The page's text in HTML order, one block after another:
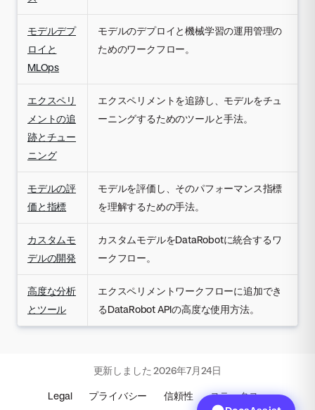
モデルデプ
ロイと
MLOps
モデルのデプロイと機械学習の運用管理の
ためのワークフロー。
エクスペリ
メントの追
跡とチュー
ニング
エクスペリメントを追跡し、モデルをチュ
ーニングするためのツールと手法。
モデルの評
価と指標
モデルを評価し、そのパフォーマンス指標
を理解するための手法。
カスタムモ
デルの開発
カスタムモデルをDataRobotに統合するワ
ークフロー。
高度な分析
とツール
エクスペリメントワークフローに追加でき
るDataRobot APIの高度な使用方法。
Legal プライバシー 信頼性 ステータス
更新しました2026年7月24日